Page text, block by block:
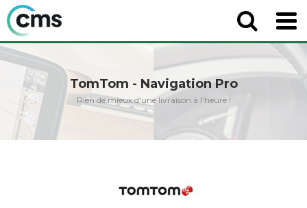
TomTom - Navigation Pro
Rien de mieux d'une livraison à l'heure !